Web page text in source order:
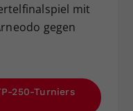
mit
gegen
250-Turniers